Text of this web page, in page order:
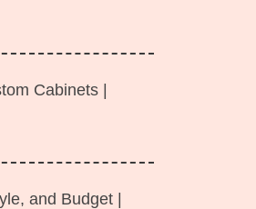
Cabinets |
and Budget |